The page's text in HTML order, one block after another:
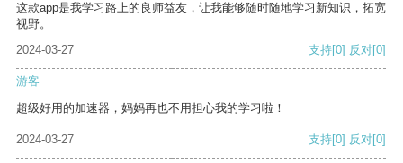
这款app是我学习路上的良师益友，让我能够随时随地学习新知识，拓宽
视野。
2024-03-27
支持[0] 反对[0]
游客
超级好用的加速器，妈妈再也不用担心我的学习啦！
2024-03-27 支持[0] 反对[0]